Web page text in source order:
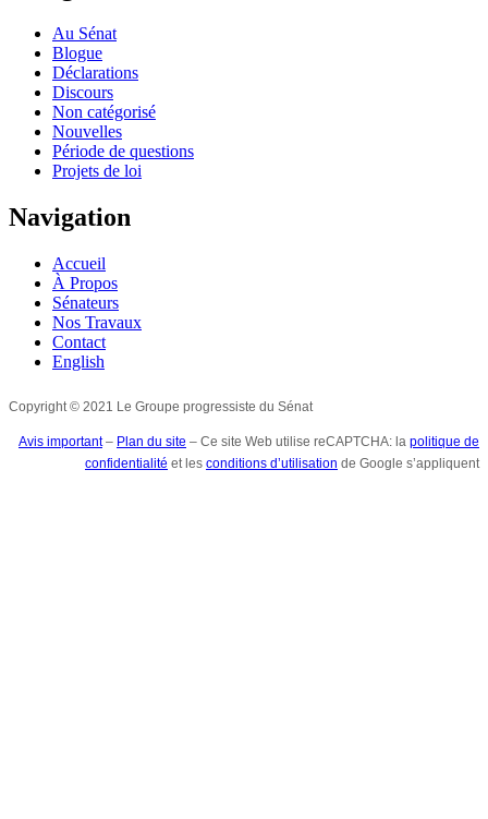
Au Sénat
Blogue
Déclarations
Discours
Non catégorisé
Nouvelles
Période de questions
Projets de loi
Navigation
Accueil
À Propos
Sénateurs
Nos Travaux
Contact
English
Copyright © 2021 Le Groupe progressiste du Sénat
Avis important– Plan du site – Ce site Web utilise reCAPTCHA: la politique de
confidentialité et les conditions d’utilisation de Google s’appliquent